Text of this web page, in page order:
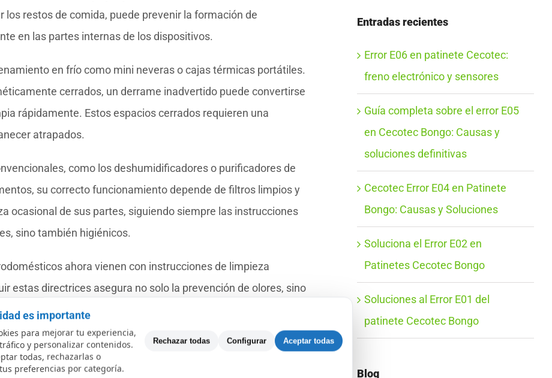
restos de comida, puede prevenir la formación de
en las partes internas de los dispositivos.
en frío como mini neveras o cajas térmicas portátiles.
cerrados, un derrame inadvertido puede convertirse
rápidamente. Estos espacios cerrados requieren una
atrapados.
como los deshumidificadores o purificadores de
su correcto funcionamiento depende de filtros limpios y
ocasional de sus partes, siguiendo siempre las instrucciones
sino también higiénicos.
ahora vienen con instrucciones de limpieza
estas directrices asegura no solo la prevención de olores, sino
de unos minutos a diario o semanalmente en mantener
estado puede ahorrar mucho tiempo, dinero e
Entradas recientes
Error E06 en patinete Cecotec:
freno electrónico y sensores
Guía completa sobre el error E05
en Cecotec Bongo: Causas y
soluciones definitivas
Cecotec Error E04 en Patinete
Bongo: Causas y Soluciones
Soluciona el Error E02 en
Patinetes Cecotec Bongo
Soluciones al Error E01 del
patinete Cecotec Bongo
Blog
es importante
para mejorar tu experiencia,
y personalizar contenidos.
todas, rechazarlas o
preferencias por categoría.
Rechazar todas Configurar Aceptar todas